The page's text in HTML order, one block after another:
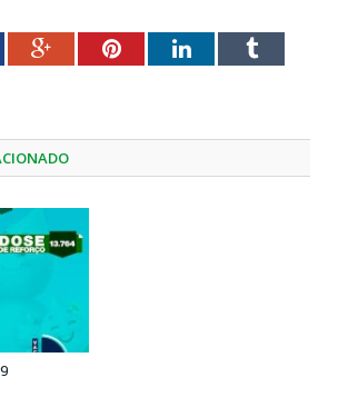
Google+PinterestLinkedInTumblr